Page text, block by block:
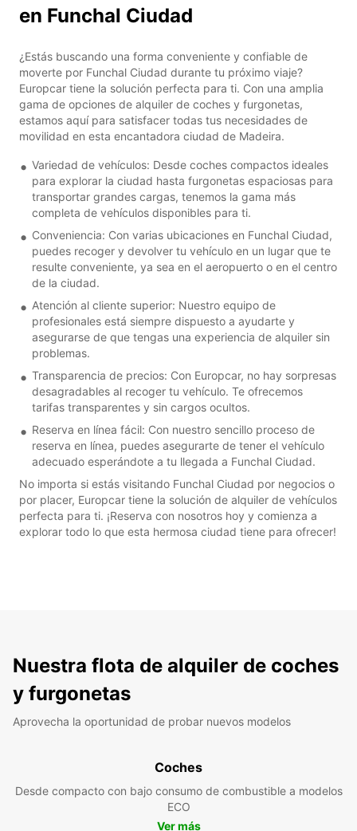
en Funchal Ciudad
¿Estás buscando una forma conveniente y confiable de
moverte por Funchal Ciudad durante tu próximo viaje?
Europcar tiene la solución perfecta para ti. Con una amplia
gama de opciones de alquiler de coches y furgonetas,
estamos aquí para satisfacer todas tus necesidades de
movilidad en esta encantadora ciudad de Madeira.
Variedad de vehículos: Desde coches compactos ideales
para explorar la ciudad hasta furgonetas espaciosas para
transportar grandes cargas, tenemos la gama más
completa de vehículos disponibles para ti.
Conveniencia: Con varias ubicaciones en Funchal Ciudad,
puedes recoger y devolver tu vehículo en un lugar que te
resulte conveniente, ya sea en el aeropuerto o en el centro
de la ciudad.
Atención al cliente superior: Nuestro equipo de
profesionales está siempre dispuesto a ayudarte y
asegurarse de que tengas una experiencia de alquiler sin
problemas.
Transparencia de precios: Con Europcar, no hay sorpresas
desagradables al recoger tu vehículo. Te ofrecemos
tarifas transparentes y sin cargos ocultos.
Reserva en línea fácil: Con nuestro sencillo proceso de
reserva en línea, puedes asegurarte de tener el vehículo
adecuado esperándote a tu llegada a Funchal Ciudad.
No importa si estás visitando Funchal Ciudad por negocios o
por placer, Europcar tiene la solución de alquiler de vehículos
perfecta para ti. ¡Reserva con nosotros hoy y comienza a
explorar todo lo que esta hermosa ciudad tiene para ofrecer!
Nuestra flota de alquiler de coches
y furgonetas
Aprovecha la oportunidad de probar nuevos modelos
Coches
Desde compacto con bajo consumo de combustible a modelos
ECO
Ver más